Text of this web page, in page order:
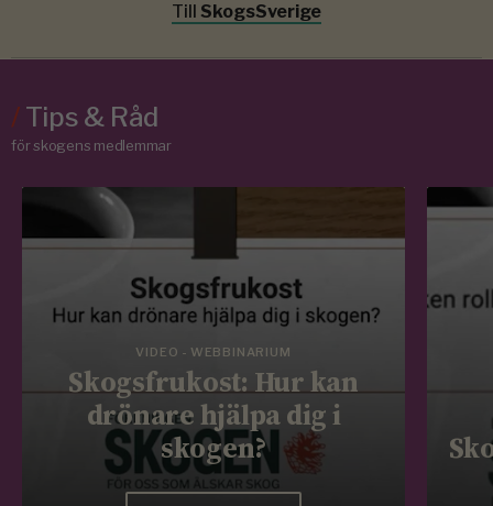
Till SkogsSverige
/Tips & Råd
för skogens medlemmar
VIDEO - WEBBINARIUM
Skogsfrukost: Hur kan
drönare hjälpa dig i
skogen?